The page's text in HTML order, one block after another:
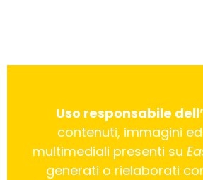
Uso responsabile
contenuti, immagini
multimediali presenti su
generati o rielaborati